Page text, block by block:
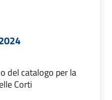
del catalogo per la
Corti